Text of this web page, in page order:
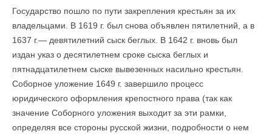
Государство пошло по пути закрепления крестьян за их
владельцами. В 1619 г. был снова объявлен пятилетний, а в
1637 г.— девятилетний сыск беглых. В 1642 г. вновь был
издан указ о десятилетнем сроке сыска беглых и
пятнадцатилетнем сыске вывезенных насильно крестьян.
Соборное уложение 1649 г. завершило процесс
юридического оформления крепостного права (так как
значение Соборного уложения выходит за эти рамки,
определяя все стороны русской жизни, подробности о нем